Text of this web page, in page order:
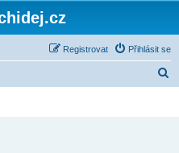
Přihlásit se
Registrovat